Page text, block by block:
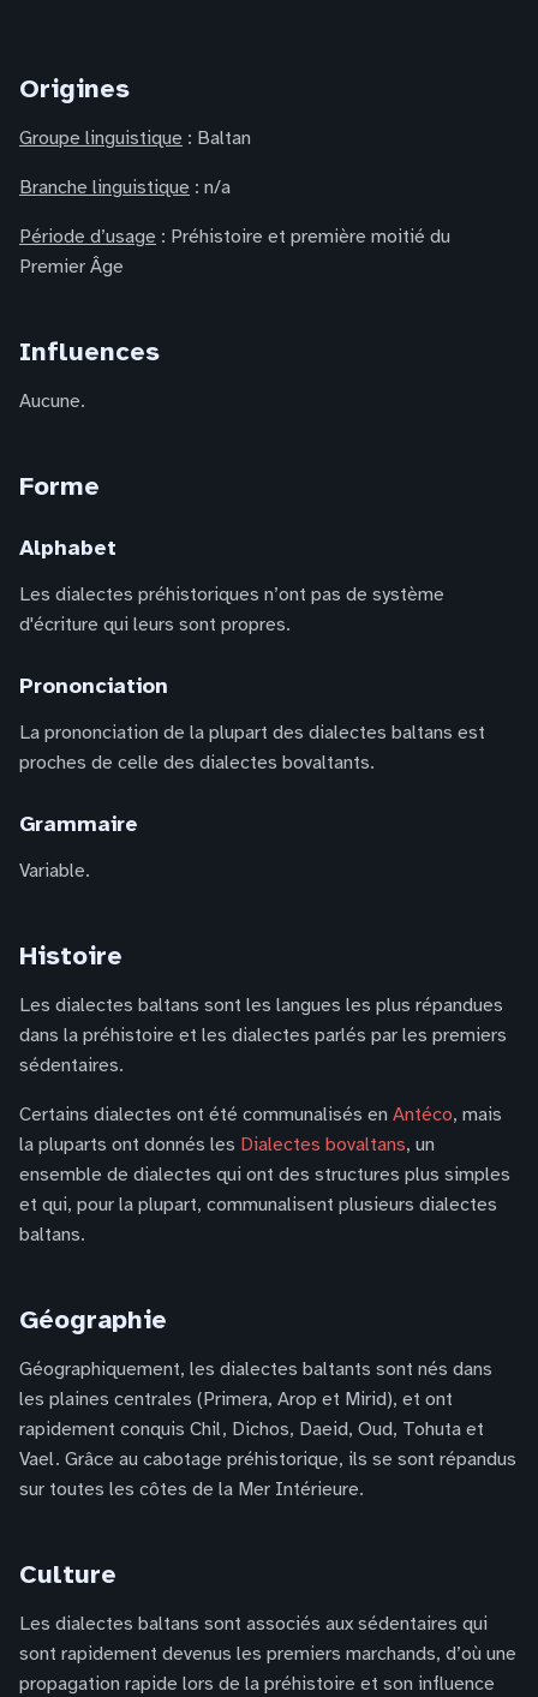
Origines
Groupe linguistique : Baltan
Branche linguistique : n/a
Période d’usage : Préhistoire et première moitié du
Premier Âge
Influences
Aucune.
Forme
Alphabet
Les dialectes préhistoriques n’ont pas de système
d'écriture qui leurs sont propres.
Prononciation
La prononciation de la plupart des dialectes baltans est
proches de celle des dialectes bovaltants.
Grammaire
Variable.
Histoire
Les dialectes baltans sont les langues les plus répandues
dans la préhistoire et les dialectes parlés par les premiers
sédentaires.
Certains dialectes ont été communalisés en Antéco, mais
la pluparts ont donnés les Dialectes bovaltans, un
ensemble de dialectes qui ont des structures plus simples
et qui, pour la plupart, communalisent plusieurs dialectes
baltans.
Géographie
Géographiquement, les dialectes baltants sont nés dans
les plaines centrales (Primera, Arop et Mirid), et ont
rapidement conquis Chil, Dichos, Daeid, Oud, Tohuta et
Vael. Grâce au cabotage préhistorique, ils se sont répandus
sur toutes les côtes de la Mer Intérieure.
Culture
Les dialectes baltans sont associés aux sédentaires qui
sont rapidement devenus les premiers marchands, d’où une
propagation rapide lors de la préhistoire et son influence